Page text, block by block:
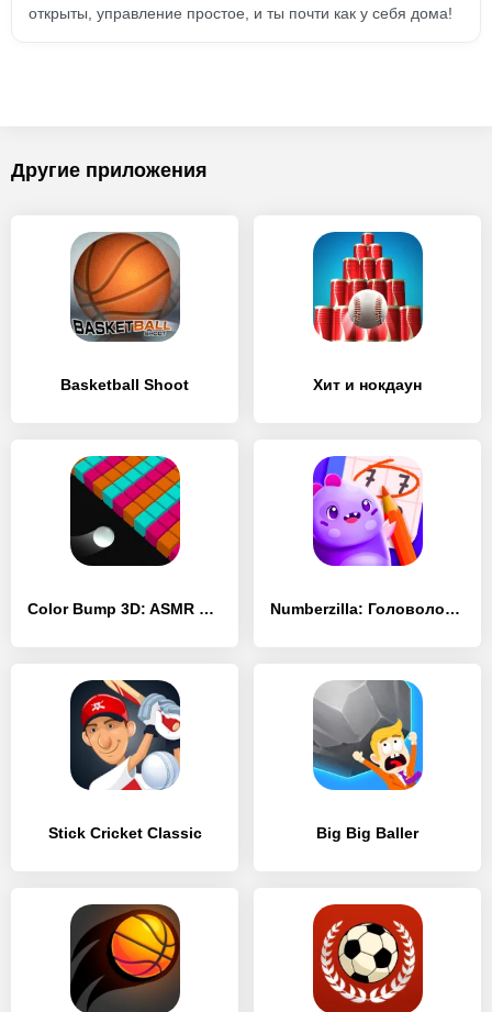
открыты, управление простое, и ты почти как у себя дома!
Другие приложения
Basketball Shoot Хит и нокдаун
Color Bump 3D: ASMR ball game Numberzilla: Головоломки цифры
Stick Cricket Classic Big Big Baller